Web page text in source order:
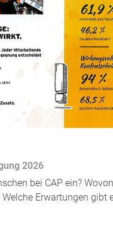
2026
bei CAP ein?
Erwartungen gibt